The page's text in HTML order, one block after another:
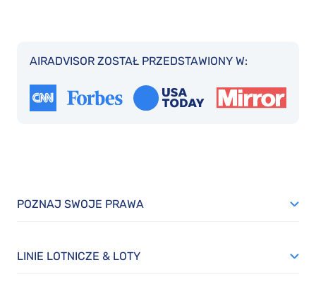
AIRADVISOR ZOSTAŁ PRZEDSTAWIONY W:
POZNAJ SWOJE PRAWA
LINIE LOTNICZE & LOTY